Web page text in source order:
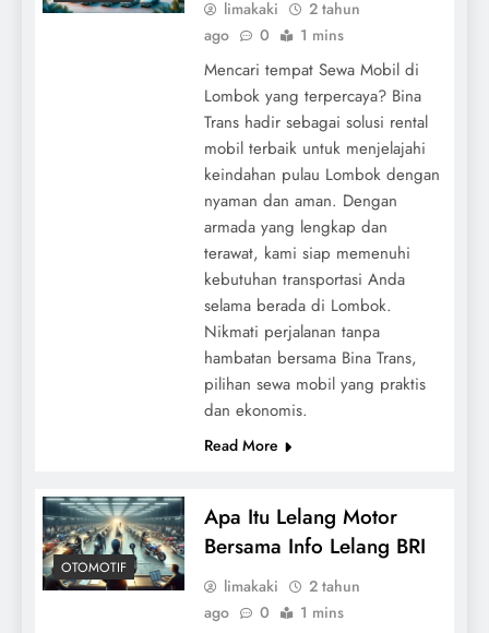
limakaki
2 tahun
ago
0 1 mins
Mencari tempat Sewa Mobil di
Lombok yang terpercaya? Bina
Trans hadir sebagai solusi rental
mobil terbaik untuk menjelajahi
keindahan pulau Lombok dengan
nyaman dan aman. Dengan
armada yang lengkap dan
terawat, kami siap memenuhi
kebutuhan transportasi Anda
selama berada di Lombok.
Nikmati perjalanan tanpa
hambatan bersama Bina Trans,
pilihan sewa mobil yang praktis
dan ekonomis.
Read More
OTOMOTIF
Apa Itu Lelang Motor
Bersama Info Lelang BRI
limakaki
2 tahun
ago
0 1 mins